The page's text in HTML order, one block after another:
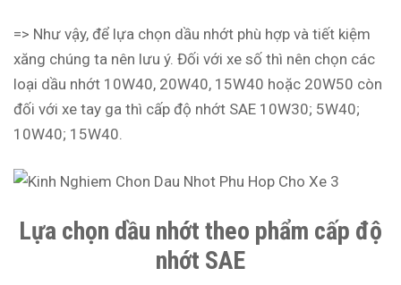
=> Như vậy, để lựa chọn dầu nhớt phù hợp và tiết kiệm
xăng chúng ta nên lưu ý. Đối với xe số thì nên chọn các
loại dầu nhớt 10W40, 20W40, 15W40 hoặc 20W50 còn
đối với xe tay ga thì cấp độ nhớt SAE 10W30; 5W40;
10W40; 15W40.
Lựa chọn dầu nhớt theo phẩm cấp độ
nhớt SAE